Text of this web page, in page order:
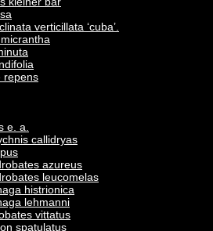
verticillata ‘cuba’.
repens
e. a.
callidryas
azureus
leucomelas
histrionica
lehmanni
vittatus
spatulatus